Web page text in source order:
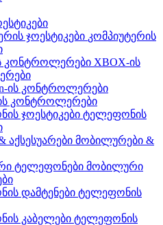
კომპიუტერის
XBOX-ის
ის კონტროლერები
ტელეფონის
მობილურები &
მობილური
ტელეფონის
ტელეფონის